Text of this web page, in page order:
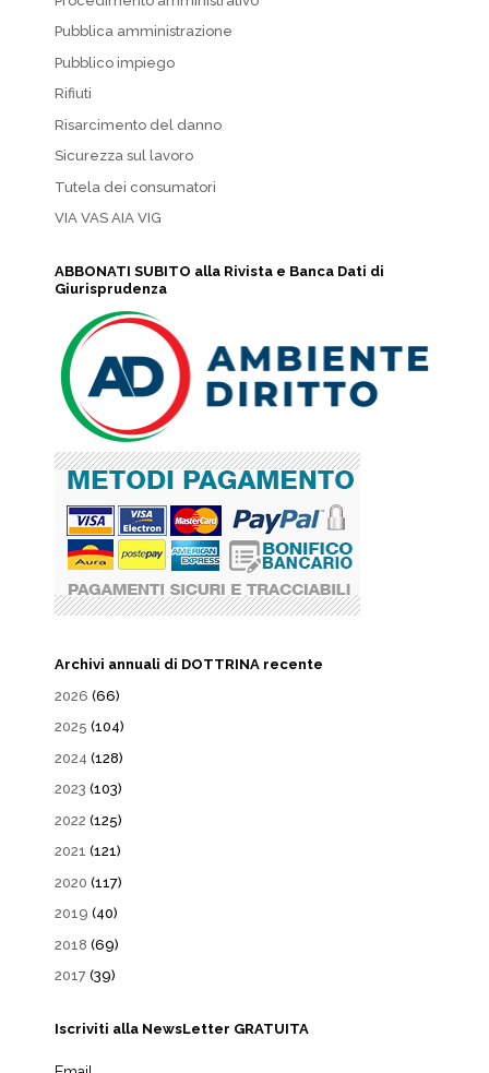
Pubblica amministrazione
Pubblico impiego
Rifiuti
Risarcimento del danno
Sicurezza sul lavoro
Tutela dei consumatori
VIA VAS AIA VIG
ABBONATI SUBITO alla Rivista e Banca Dati di
Giurisprudenza
Archivi annuali di DOTTRINA recente
2026 (66)
2025 (104)
2024 (128)
2023 (103)
2022 (125)
2021 (121)
2020 (117)
2019 (40)
2018 (69)
2017 (39)
Iscriviti alla NewsLetter GRATUITA